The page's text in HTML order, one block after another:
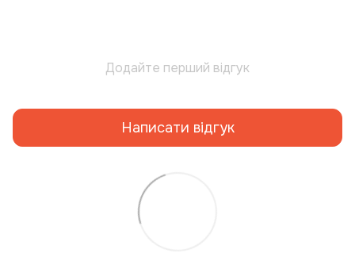
Додайте перший відгук
Написати відгук